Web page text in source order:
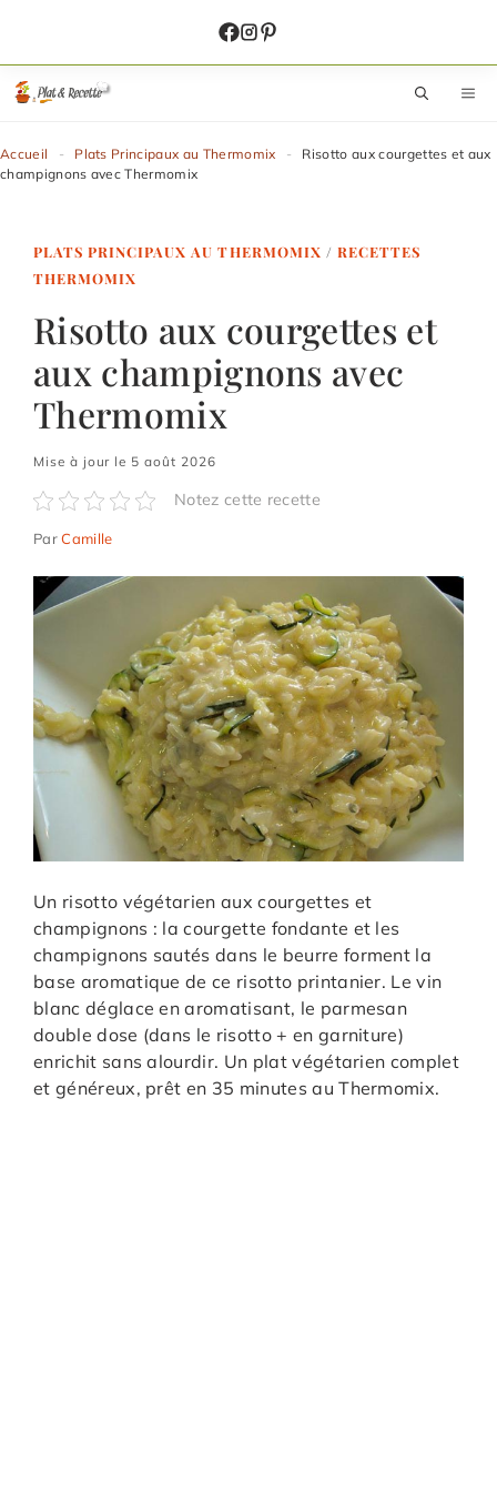
contenu
Accueil - Plats Principaux au Thermomix -
Risotto aux courgettes et aux
champignons avec Thermomix
PLATS PRINCIPAUX AU THERMOMIX / RECETTES
THERMOMIX
Risotto aux courgettes et
aux champignons avec
Thermomix
Mise à jour le 5 août 2026
Notez cette recette
ParCamille
Un risotto végétarien aux courgettes et
champignons : la courgette fondante et les
champignons sautés dans le beurre forment la
base aromatique de ce risotto printanier. Le vin
blanc déglace en aromatisant, le parmesan
double dose (dans le risotto + en garniture)
enrichit sans alourdir. Un plat végétarien complet
et généreux, prêt en 35 minutes au Thermomix.